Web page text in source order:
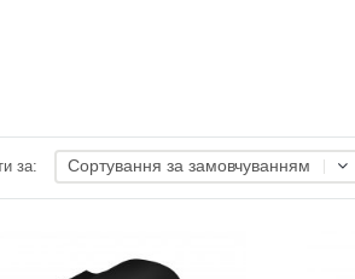
за: Сортування за замовчуванням